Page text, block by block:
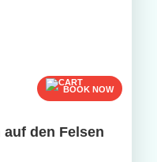
BOOK NOW
den Felsen